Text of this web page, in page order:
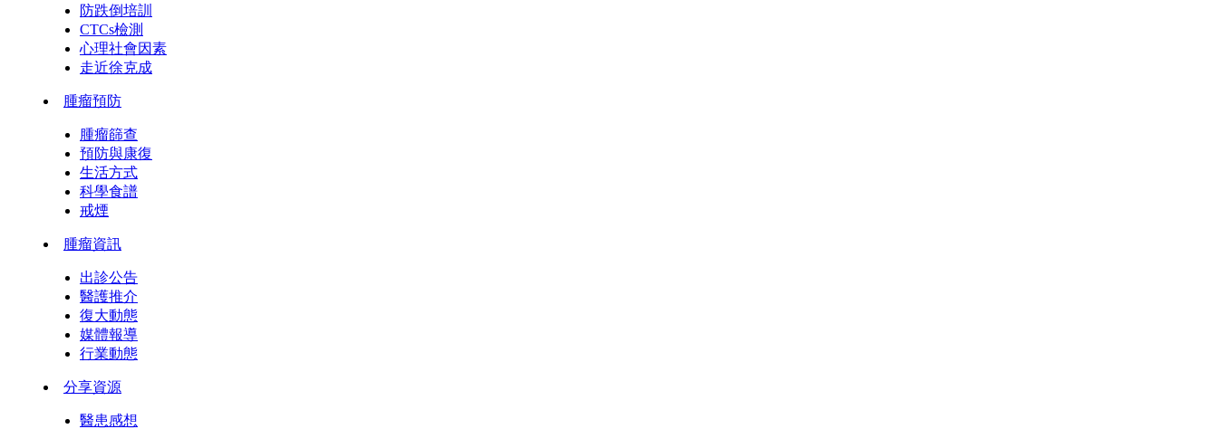
防跌倒培訓
CTCs檢測
心理社會因素
走近徐克成
腫瘤預防
腫瘤篩查
預防與康復
生活方式
科學食譜
戒煙
腫瘤資訊
出診公告
醫護推介
復大動態
媒體報導
行業動態
分享資源
醫患感想